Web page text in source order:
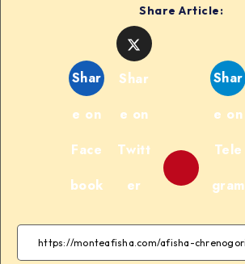
Share Article:
Shar
e on
Face
book
Shar
e on
Twitt
er
Shar
e on
Tele
gram